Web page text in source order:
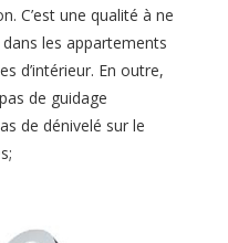
C’est une qualité à ne
les appartements
d’intérieur. En outre,
de guidage
de dénivelé sur le